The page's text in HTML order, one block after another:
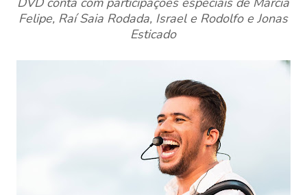
Felipe, Raí Saia Rodada, Israel e Rodolfo e Jonas
Esticado